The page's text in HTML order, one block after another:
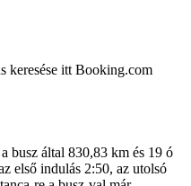
keresése itt Booking.com
busz által 830,83 km és 19 ó
első indulás 2:50, az utolsó